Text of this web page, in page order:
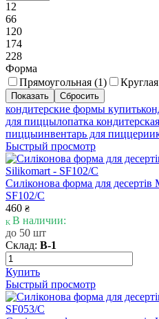
12
66
120
174
228
Форма
Прямоугольная (1)
кондитерские формы купить
для пиццылопатка кондитерская
пиццыинвентарь для пиццерии
Быстрый просмотр
Силіконова форма для
SF102/C
460 ₴
В наличии:
до 50 шт
Склад: В-1
Купить
Быстрый просмотр